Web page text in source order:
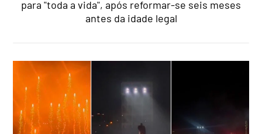
para "toda a vida", após reformar-se seis meses
antes da idade legal